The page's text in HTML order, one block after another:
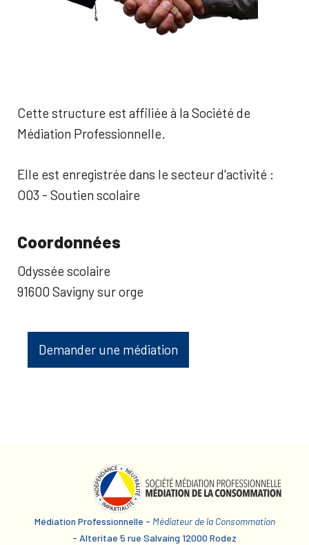
Cette structure est affiliée à la Société de
Médiation Professionnelle.
Elle est enregistrée dans le secteur d'activité :
O03 - Soutien scolaire
Coordonnées
Odyssée scolaire
91600 Savigny sur orge
Demander une médiation
Médiation Professionnelle - Médiateur de la Consommation
- Alteritae 5 rue Salvaing 12000 Rodez